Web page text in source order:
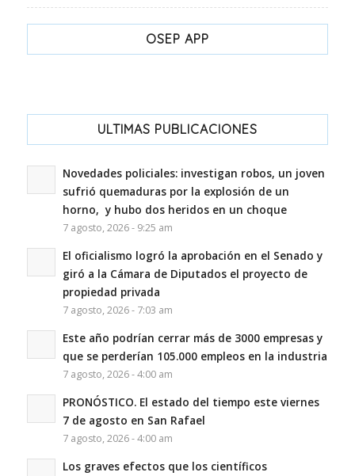
OSEP APP
ULTIMAS PUBLICACIONES
Novedades policiales: investigan robos, un joven
sufrió quemaduras por la explosión de un
horno, y hubo dos heridos en un choque
7 agosto, 2026 - 9:25 am
El oficialismo logró la aprobación en el Senado y
giró a la Cámara de Diputados el proyecto de
propiedad privada
7 agosto, 2026 - 7:03 am
Este año podrían cerrar más de 3000 empresas y
que se perderían 105.000 empleos en la industria
7 agosto, 2026 - 4:00 am
PRONÓSTICO. El estado del tiempo este viernes
7 de agosto en San Rafael
7 agosto, 2026 - 4:00 am
Los graves efectos que los científicos